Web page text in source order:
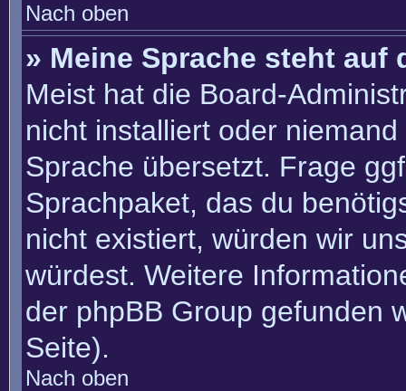
Nach oben
» Meine Sprache steht
Meist hat die Board-
nicht installiert oder
Sprache übersetzt. Frage
Sprachpaket, das du
nicht existiert, würden wir
würdest. Weitere
der phpBB Group gefunden
Seite).
Nach oben